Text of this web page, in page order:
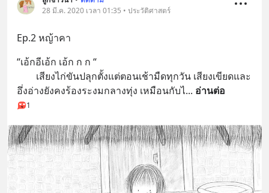
28 มี.ค. 2020 เวลา 01:35 • ประวัติศาสตร์
Ep.2 หญ้าคา
“เอ้กอีเอ้ก เอ้ก ก ก “
อึ่งอ่างยังคงร้องระงมกลางทุ่ง เหมือนกับไ... อ่านต่อ
1